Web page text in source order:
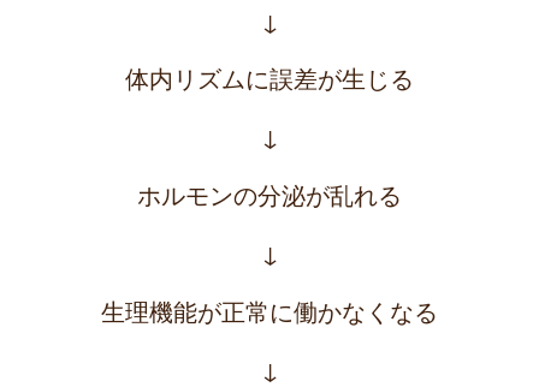
↓
体内リズムに誤差が生じる
↓
ホルモンの分泌が乱れる
↓
生理機能が正常に働かなくなる
↓